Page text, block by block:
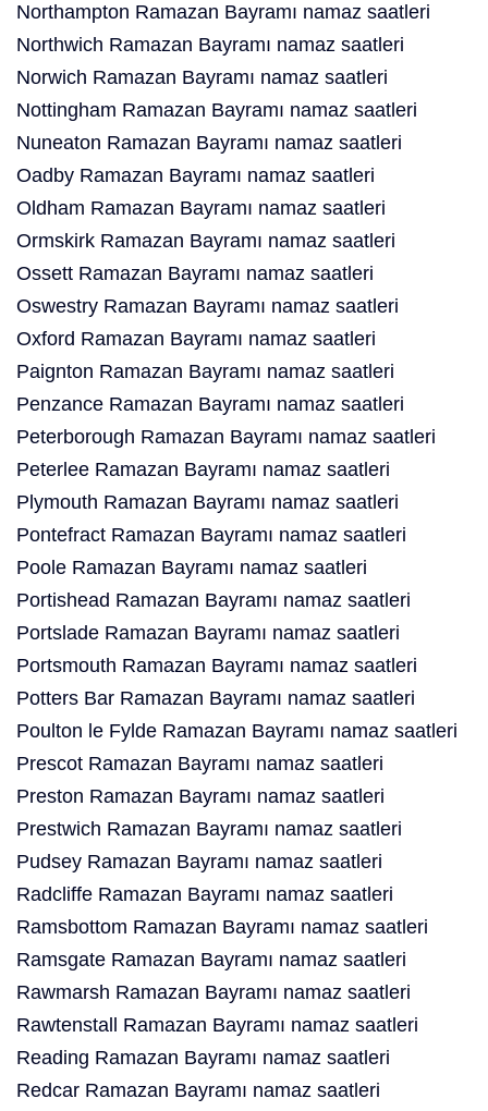
Northampton Ramazan Bayramı namaz saatleri
Northwich Ramazan Bayramı namaz saatleri
Norwich Ramazan Bayramı namaz saatleri
Nottingham Ramazan Bayramı namaz saatleri
Nuneaton Ramazan Bayramı namaz saatleri
Oadby Ramazan Bayramı namaz saatleri
Oldham Ramazan Bayramı namaz saatleri
Ormskirk Ramazan Bayramı namaz saatleri
Ossett Ramazan Bayramı namaz saatleri
Oswestry Ramazan Bayramı namaz saatleri
Oxford Ramazan Bayramı namaz saatleri
Paignton Ramazan Bayramı namaz saatleri
Penzance Ramazan Bayramı namaz saatleri
Peterborough Ramazan Bayramı namaz saatleri
Peterlee Ramazan Bayramı namaz saatleri
Plymouth Ramazan Bayramı namaz saatleri
Pontefract Ramazan Bayramı namaz saatleri
Poole Ramazan Bayramı namaz saatleri
Portishead Ramazan Bayramı namaz saatleri
Portslade Ramazan Bayramı namaz saatleri
Portsmouth Ramazan Bayramı namaz saatleri
Potters Bar Ramazan Bayramı namaz saatleri
Poulton le Fylde Ramazan Bayramı namaz saatleri
Prescot Ramazan Bayramı namaz saatleri
Preston Ramazan Bayramı namaz saatleri
Prestwich Ramazan Bayramı namaz saatleri
Pudsey Ramazan Bayramı namaz saatleri
Radcliffe Ramazan Bayramı namaz saatleri
Ramsbottom Ramazan Bayramı namaz saatleri
Ramsgate Ramazan Bayramı namaz saatleri
Rawmarsh Ramazan Bayramı namaz saatleri
Rawtenstall Ramazan Bayramı namaz saatleri
Reading Ramazan Bayramı namaz saatleri
Redcar Ramazan Bayramı namaz saatleri